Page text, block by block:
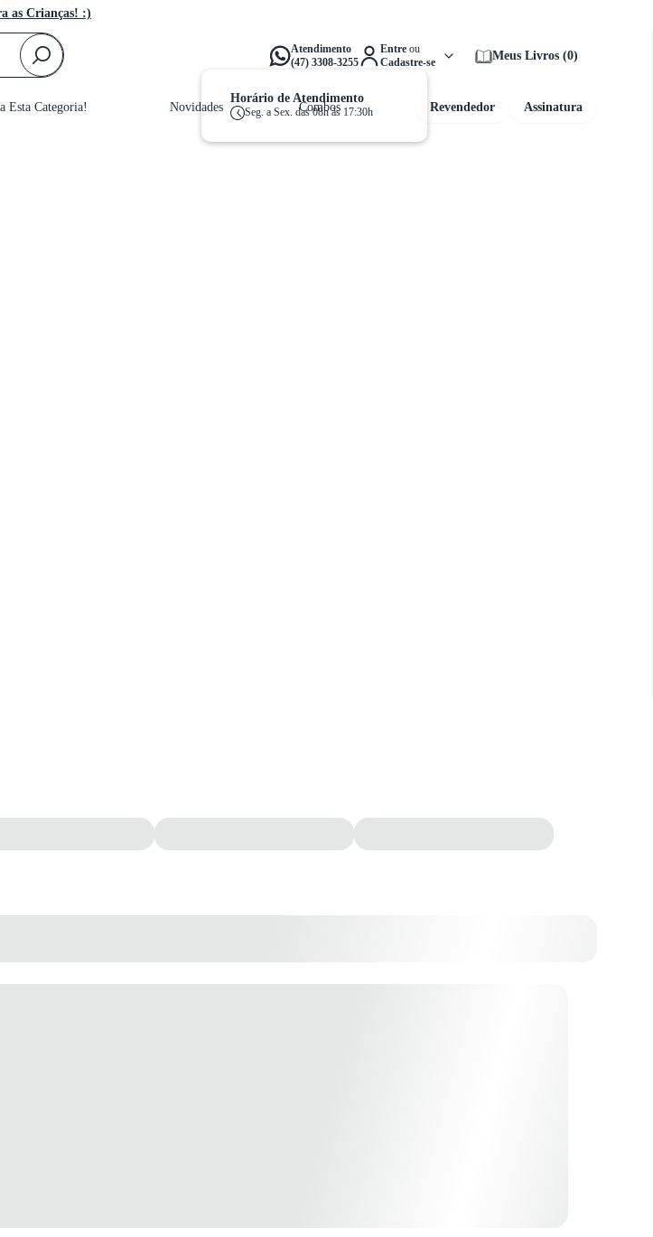
as Crianças! :)
Falta apenas R$ 159,00 para ganhar
Atendimento
(47) 3308-3255
Horário de Atendimento
Seg. a Sex. das 08h às 17:30h
Entre ou
Cadastre-se
Meus Livros (0)
Esta Categoria! Novidades Combos Revendedor Assinatura